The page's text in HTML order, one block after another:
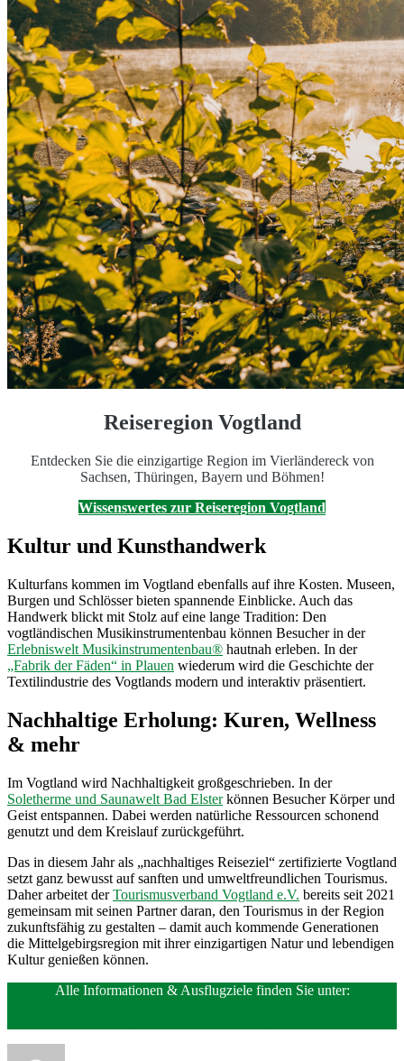
Reiseregion Vogtland
Entdecken Sie die einzigartige Region im Vierländereck von
Sachsen, Thüringen, Bayern und Böhmen!
Wissenswertes zur Reiseregion Vogtland
Kultur und Kunsthandwerk
Kulturfans kommen im Vogtland ebenfalls auf ihre Kosten. Museen,
Burgen und Schlösser bieten spannende Einblicke. Auch das
Handwerk blickt mit Stolz auf eine lange Tradition: Den
vogtländischen Musikinstrumentenbau können Besucher in der
Erlebniswelt Musikinstrumentenbau® hautnah erleben. In der
„Fabrik der Fäden“ in Plauen wiederum wird die Geschichte der
Textilindustrie des Vogtlands modern und interaktiv präsentiert.
Nachhaltige Erholung: Kuren, Wellness
& mehr
Im Vogtland wird Nachhaltigkeit großgeschrieben. In der
Soletherme und Saunawelt Bad Elsterkönnen Besucher Körper und
Geist entspannen. Dabei werden natürliche Ressourcen schonend
genutzt und dem Kreislauf zurückgeführt.
Das in diesem Jahr als „nachhaltiges Reiseziel“ zertifizierte Vogtland
setzt ganz bewusst auf sanften und umweltfreundlichen Tourismus.
Daher arbeitet derTourismusverband Vogtland e.V. bereits seit 2021
gemeinsam mit seinen Partner daran, den Tourismus in der Region
zukunftsfähig zu gestalten – damit auch kommende Generationen
die Mittelgebirgsregion mit ihrer einzigartigen Natur und lebendigen
Kultur genießen können.
Alle Informationen & Ausflugziele finden Sie unter: